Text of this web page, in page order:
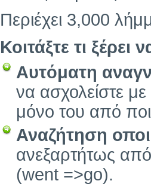
Περιέχει 3,000
Κοιτάξτε τι ξέρει
Αυτόματη
να ασχολείστε
μόνο του από
Αναζήτηση
ανεξαρτήτως
(went =>go).